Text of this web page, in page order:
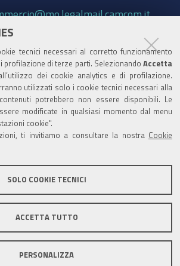
tecnici necessari al corretto funzionamento
profilazione di terze parti. Selezionando Accetta
dei cookie analytics e di profilazione.
utilizzati solo i cookie tecnici necessari alla
potrebbero non essere disponibili. Le
modificate in qualsiasi momento dal menu
cookie".
ti invitiamo a consultare la nostra Cookie
SOLO COOKIE TECNICI
ACCETTA TUTTO
PERSONALIZZA
trasparente
Informative privacy
legali
sui cookie
Social media policy